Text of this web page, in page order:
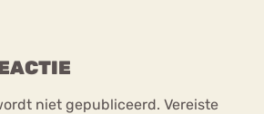
niet gepubliceerd. Vereiste